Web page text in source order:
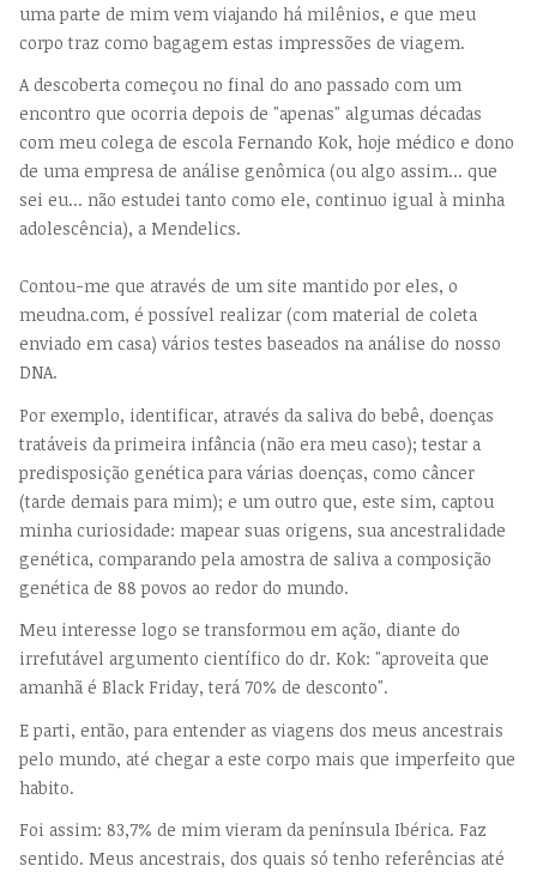
uma parte de mim vem viajando há milênios, e que meu
corpo traz como bagagem estas impressões de viagem.
A descoberta começou no final do ano passado com um
encontro que ocorria depois de "apenas" algumas décadas
com meu colega de escola Fernando Kok, hoje médico e dono
de uma empresa de análise genômica (ou algo assim... que
sei eu... não estudei tanto como ele, continuo igual à minha
adolescência), a Mendelics.
Contou-me que através de um site mantido por eles, o
meudna.com, é possível realizar (com material de coleta
enviado em casa) vários testes baseados na análise do nosso
DNA.
Por exemplo, identificar, através da saliva do bebê, doenças
tratáveis da primeira infância (não era meu caso); testar a
predisposição genética para várias doenças, como câncer
(tarde demais para mim); e um outro que, este sim, captou
minha curiosidade: mapear suas origens, sua ancestralidade
genética, comparando pela amostra de saliva a composição
genética de 88 povos ao redor do mundo.
Meu interesse logo se transformou em ação, diante do
irrefutável argumento científico do dr. Kok: "aproveita que
amanhã é Black Friday, terá 70% de desconto".
E parti, então, para entender as viagens dos meus ancestrais
pelo mundo, até chegar a este corpo mais que imperfeito que
habito.
Foi assim: 83,7% de mim vieram da península Ibérica. Faz
sentido. Meus ancestrais, dos quais só tenho referências até